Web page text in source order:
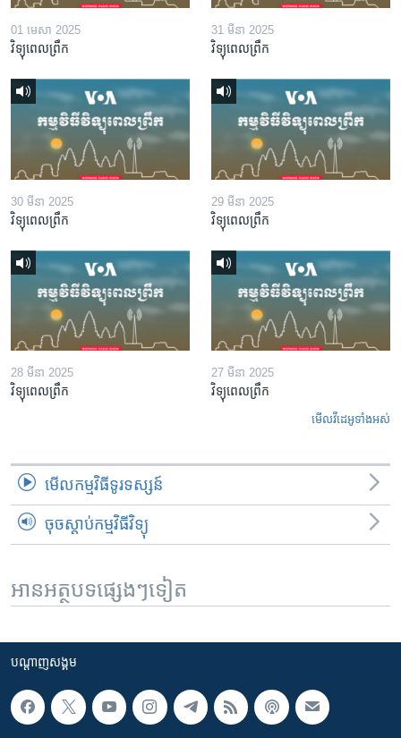
01 មេសា 2025
វិទ្យុពេលព្រឹក
31 មីនា 2025
វិទ្យុពេលព្រឹក
30 មីនា 2025
វិទ្យុពេលព្រឹក
29 មីនា 2025
វិទ្យុពេលព្រឹក
28 មីនា 2025
វិទ្យុពេលព្រឹក
27 មីនា 2025
វិទ្យុពេលព្រឹក
មើល​វីដេអូ​ទាំង​អស់
មើល​កម្មវិធី​ទូរទស្សន៍
ចុចស្តាប់កម្មវិធីវិទ្យុ
អានអត្ថបទផ្សេងៗទៀត
បណ្តាញ​សង្គម